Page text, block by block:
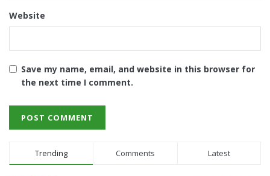
Website
Save my name, email, and website in this browser for
the next time I comment.
Trending Comments Latest